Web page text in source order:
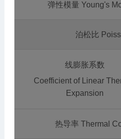
弹性模量 Young's
泊松比
线膨胀系数
Coefficient of Linear
Expansion
热导率 Thermal